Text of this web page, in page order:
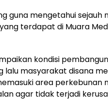
guna mengetahui sejauh
terdapat di Muara
kondisi
lalu masyarakat disana
area perkebunan
agar tidak terjadi